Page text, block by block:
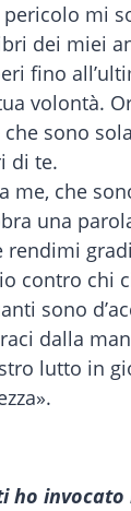
mi
dei miei
fino
volontà.
sono
di te.
me, che
una
rendimi
contro chi
sono
dalla
lutto in
ho invocato